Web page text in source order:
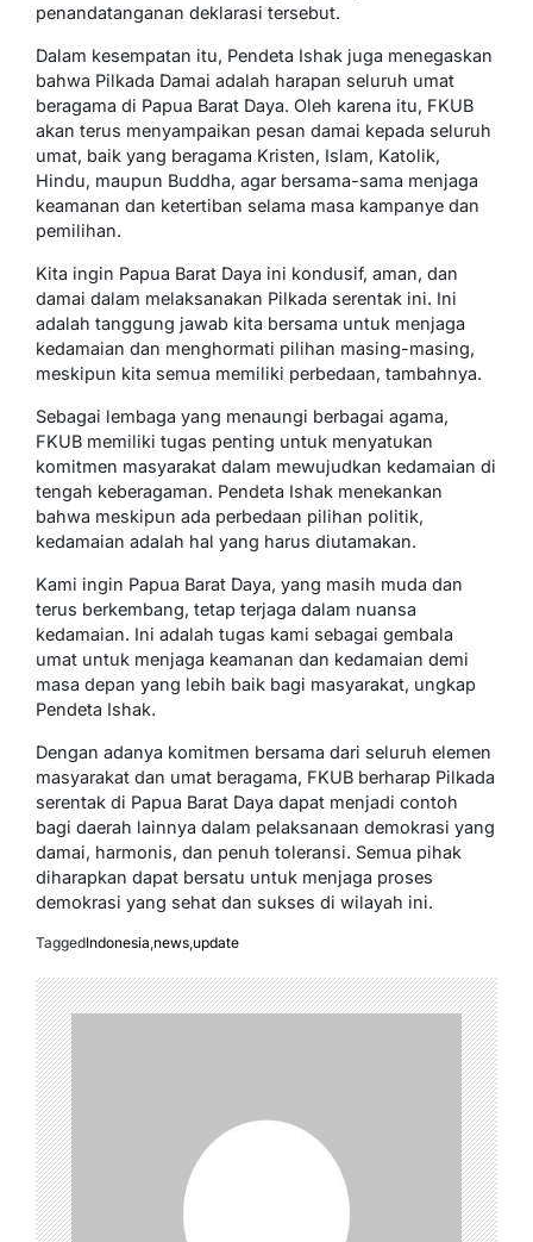
penandatanganan deklarasi tersebut.
Dalam kesempatan itu, Pendeta Ishak juga menegaskan
bahwa Pilkada Damai adalah harapan seluruh umat
beragama di Papua Barat Daya. Oleh karena itu, FKUB
akan terus menyampaikan pesan damai kepada seluruh
umat, baik yang beragama Kristen, Islam, Katolik,
Hindu, maupun Buddha, agar bersama-sama menjaga
keamanan dan ketertiban selama masa kampanye dan
pemilihan.
Kita ingin Papua Barat Daya ini kondusif, aman, dan
damai dalam melaksanakan Pilkada serentak ini. Ini
adalah tanggung jawab kita bersama untuk menjaga
kedamaian dan menghormati pilihan masing-masing,
meskipun kita semua memiliki perbedaan, tambahnya.
Sebagai lembaga yang menaungi berbagai agama,
FKUB memiliki tugas penting untuk menyatukan
komitmen masyarakat dalam mewujudkan kedamaian di
tengah keberagaman. Pendeta Ishak menekankan
bahwa meskipun ada perbedaan pilihan politik,
kedamaian adalah hal yang harus diutamakan.
Kami ingin Papua Barat Daya, yang masih muda dan
terus berkembang, tetap terjaga dalam nuansa
kedamaian. Ini adalah tugas kami sebagai gembala
umat untuk menjaga keamanan dan kedamaian demi
masa depan yang lebih baik bagi masyarakat, ungkap
Pendeta Ishak.
Dengan adanya komitmen bersama dari seluruh elemen
masyarakat dan umat beragama, FKUB berharap Pilkada
serentak di Papua Barat Daya dapat menjadi contoh
bagi daerah lainnya dalam pelaksanaan demokrasi yang
damai, harmonis, dan penuh toleransi. Semua pihak
diharapkan dapat bersatu untuk menjaga proses
demokrasi yang sehat dan sukses di wilayah ini.
TaggedIndonesia,news,update